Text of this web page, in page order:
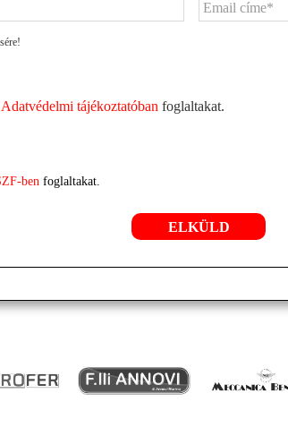
Adatvédelmi tájékoztatóban foglaltakat.
ben foglaltakat.